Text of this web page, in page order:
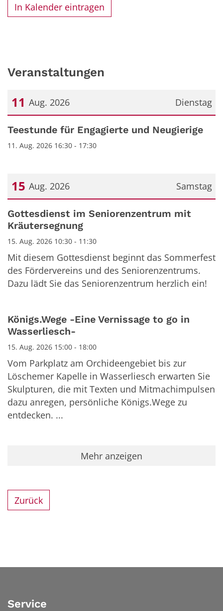
In Kalender eintragen
Veranstaltungen
Dienstag
11 Aug. 2026
Datum: 11. August 2026
Teestunde für Engagierte und Neugierige
11. Aug. 2026 16:30 - 17:30
Samstag
15 Aug. 2026
Datum: 15. August 2026
Gottesdienst im Seniorenzentrum mit
Kräutersegnung
15. Aug. 2026 10:30 - 11:30
Mit diesem Gottesdienst beginnt das Sommerfest
des Fördervereins und des Seniorenzentrums.
Dazu lädt Sie das Seniorenzentrum herzlich ein!
Königs.Wege -Eine Vernissage to go in
Wasserliesch-
15. Aug. 2026 15:00 - 18:00
Vom Parkplatz am Orchideengebiet bis zur
Löschemer Kapelle in Wasserliesch erwarten Sie
Skulpturen, die mit Texten und Mitmachimpulsen
dazu anregen, persönliche Königs.Wege zu
entdecken. ...
Mehr anzeigen
Zurück
Service